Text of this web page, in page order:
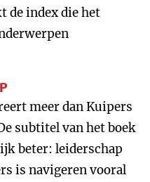
de index die het
meer dan Kuipers
subtitel van het boek
beter: leiderschap
is navigeren vooral